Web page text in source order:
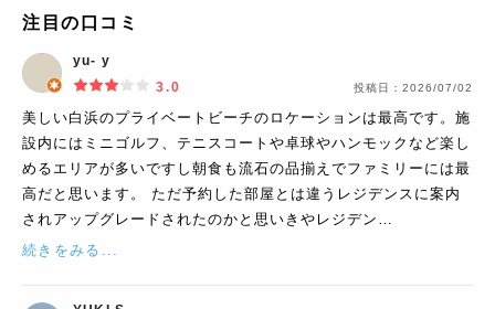
注目の口コミ
yu- y
3.0
投稿日： 2026/07/02
美しい白浜のプライベートビーチのロケーションは最高です。施
設内にはミニゴルフ、テニスコートや卓球やハンモックなど楽し
めるエリアが多いですし朝食も流石の品揃えでファミリーには最
高だと思います。 ただ予約した部屋とは違うレジデンスに案内
されアップグレードされたのかと思いきやレジデン…
続きをみる...